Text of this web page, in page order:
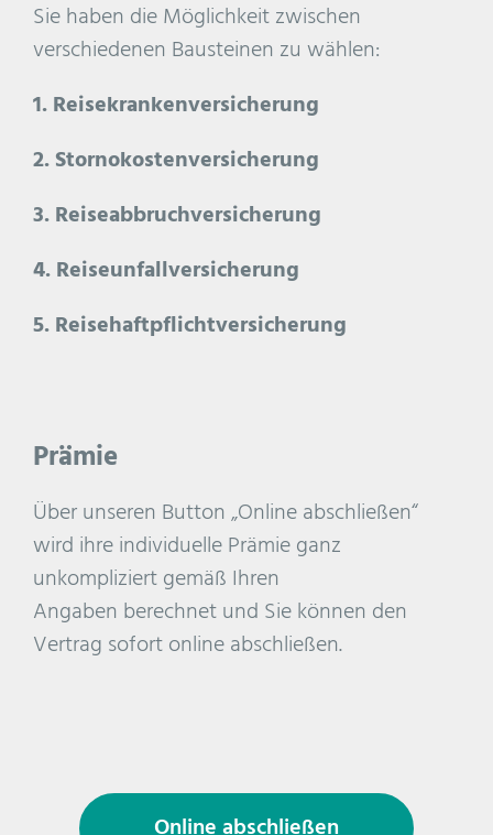
Sie haben die Möglichkeit zwischen
verschiedenen Bausteinen zu wählen:
1. Reisekrankenversicherung
2. Stornokostenversicherung
3. Reiseabbruchversicherung
4. Reiseunfallversicherung
5. Reisehaftpflichtversicherung
Prämie
Über unseren Button „Online abschließen“
wird ihre individuelle Prämie ganz
unkompliziert gemäß Ihren
Angaben berechnet und Sie können den
Vertrag sofort online abschließen.
Online abschließen